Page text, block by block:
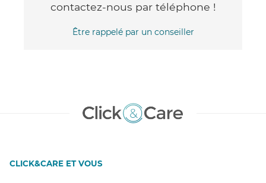
contactez-nous par téléphone !
Être rappelé par un conseiller
CLICK&CARE ET VOUS